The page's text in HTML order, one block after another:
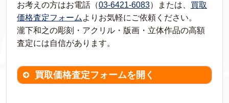
お考えの方はお電話（03-6421-6083）または、 買取
価格査定フォーム よりお気軽にご依頼ください。
瀧下和之の彫刻・アクリル・版画・立体作品の高額
査定には自信があります。
買取価格査定フォームを開く